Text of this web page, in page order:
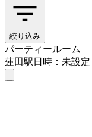
絞り込み
パーティールーム
蓮田駅日時：未設定